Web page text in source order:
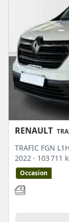
RENAULT
TRAFIC FGN
2022 · 103 711
Occasion